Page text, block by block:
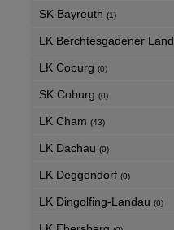
SK Bayreuth (1)
LK Berchtesgadener Land
LK Coburg (0)
SK Coburg (0)
LK Cham (43)
LK Dachau (0)
LK Deggendorf (0)
LK Dingolfing-Landau (0)